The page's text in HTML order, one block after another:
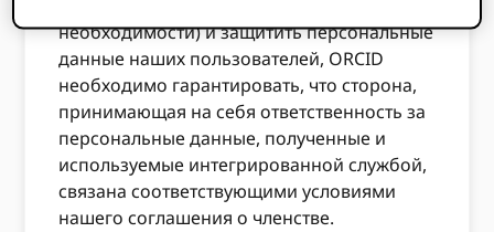
необходимости) и защитить персональные
данные наших пользователей, ORCID
необходимо гарантировать, что сторона,
принимающая на себя ответственность за
персональные данные, полученные и
используемые интегрированной службой,
связана соответствующими условиями
нашего соглашения о членстве.